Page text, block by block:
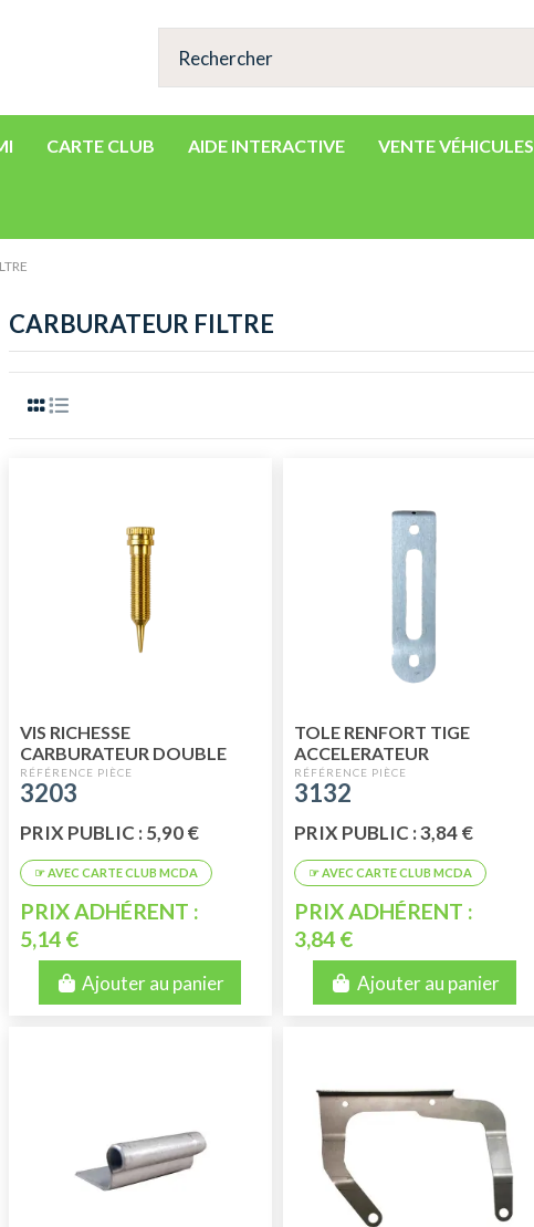
CARTE CLUB AIDE INTERACTIVE VENTE VÉHICULES
CARBURATEUR FILTRE
VIS RICHESSE
CARBURATEUR DOUBLE
CORPS 5 X0.5 MM
3203
PRIX PUBLIC : 5,90 €
PRIX ADHÉRENT :
5,14 €
Ajouter au panier
TOLE RENFORT TIGE
ACCELERATEUR
3132
PRIX PUBLIC : 3,84 €
PRIX ADHÉRENT :
3,84 €
Ajouter au panier